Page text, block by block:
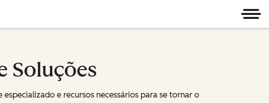
Soluções
e recursos necessários para se tornar o